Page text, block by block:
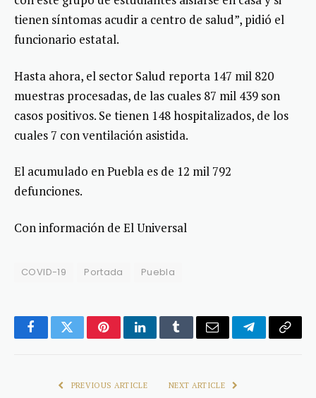
tienen síntomas acudir a centro de salud”, pidió el
funcionario estatal.
Hasta ahora, el sector Salud reporta 147 mil 820
muestras procesadas, de las cuales 87 mil 439 son
casos positivos. Se tienen 148 hospitalizados, de los
cuales 7 con ventilación asistida.
El acumulado en Puebla es de 12 mil 792
defunciones.
Con información de El Universal
COVID-19 Portada Puebla
FacebookTwitterPinterestLinkedInTumblrEmail TelegramCopy
PREVIOUS ARTICLE NEXT ARTICLE